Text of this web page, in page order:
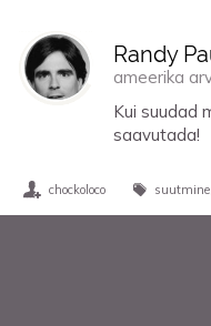
Randy
ameerika
Kui suudad
saavutada!
chockoloco suutmine